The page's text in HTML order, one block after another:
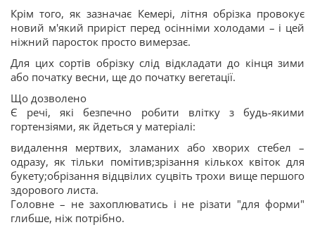
Крім того, як зазначає Кемері, літня обрізка провокує
новий м'який приріст перед осінніми холодами – і цей
ніжний паросток просто вимерзає.
Для цих сортів обрізку слід відкладати до кінця зими
або початку весни, ще до початку вегетації.
Що дозволено
Є речі, які безпечно робити влітку з будь-якими
гортензіями, як йдеться у матеріалі:
видалення мертвих, зламаних або хворих стебел –
одразу, як тільки помітив;зрізання кількох квіток для
букету;обрізання відцвілих суцвіть трохи вище першого
здорового листа.
Головне – не захоплюватись і не різати "для форми"
глибше, ніж потрібно.